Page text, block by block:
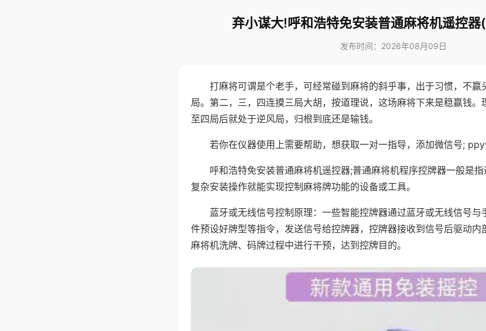
弃小谋大!呼和浩特免安装普通麻将机遥控器
发布时间：2026年08月09日
打麻将可谓是个老手，可经常碰到麻将的斜乎事，出于习惯，不赢
局。第二，三，四连摸三局大胡，按道理说，这场麻将下来是稳赢钱。
至四局后就处于逆风局，归根到底还是输钱。
若你在仪器使用上需要帮助，想获取一对一指导，添加微信号;
呼和浩特免安装普通麻将机遥控器;普通麻将机程序控牌器一般是
复杂安装操作就能实现控制麻将牌功能的设备或工具。
蓝牙或无线信号控制原理：一些智能控牌器通过蓝牙或无线信号
件预设好牌型等指令，发送信号给控牌器，控牌器接收到信号后驱动内
麻将机洗牌、码牌过程中进行干预，达到控牌目的。